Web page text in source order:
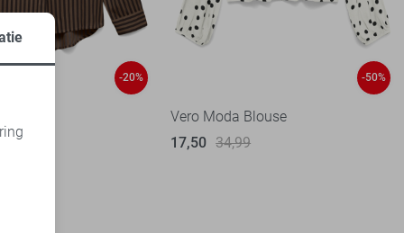
-20% -50%
Vero Moda Blouse
17,50 34,99